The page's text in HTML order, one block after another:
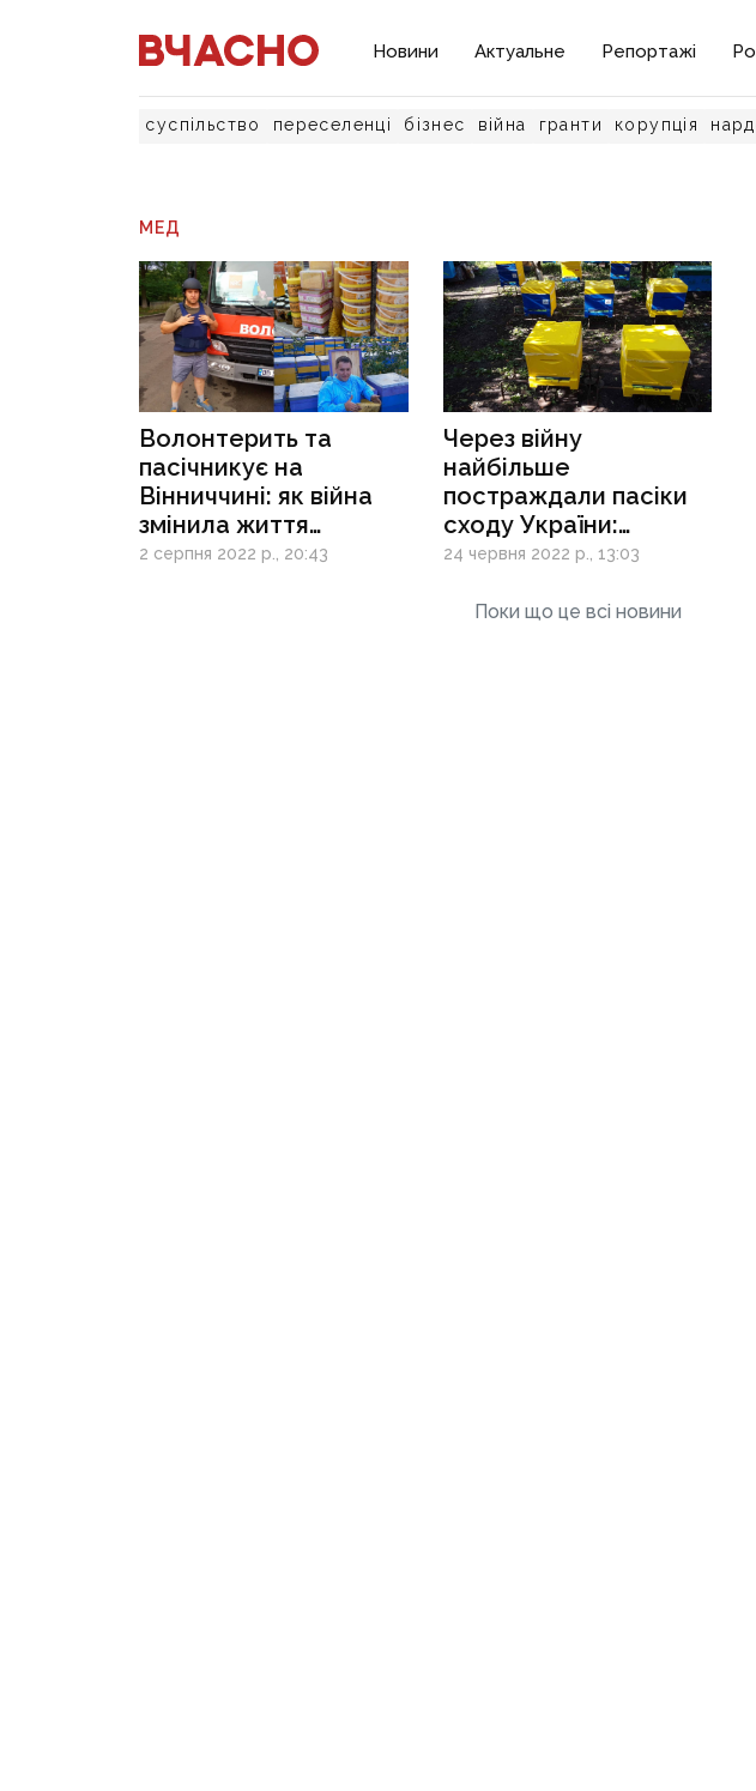
Новини Актуальне Репортажі
суспільство переселенці бізнес війна гранти корупція
МЕД
Волонтерить та
пасічникує на
Вінниччині: як війна
змінила життя
бджоляра з
2 серпня 2022 р., 20:43
Через війну
найбільше
постраждали пасіки
сходу України:
формується реєстр
24 червня 2022 р., 13:03
Поки що це всі новини